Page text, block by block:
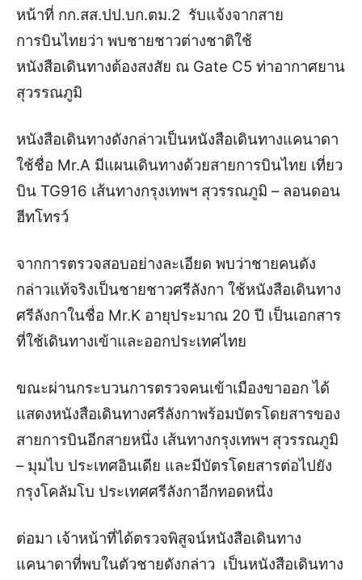
หน้าที่ กก.สส.ปป.บก.ตม.2 รับแจ้งจากสาย
การบินไทยว่า พบชายชาวต่างชาติใช้
หนังสือเดินทางต้องสงสัย ณ Gate C5 ท่าอากาศยาน
สุวรรณภูมิ
หนังสือเดินทางดังกล่าวเป็นหนังสือเดินทางแคนาดา
ใช้ชื่อ Mr.A มีแผนเดินทางด้วยสายการบินไทย เที่ยว
บิน TG916 เส้นทางกรุงเทพฯ สุวรรณภูมิ – ลอนดอน
ฮีทโทรว์
จากการตรวจสอบอย่างละเอียด พบว่าชายคนดัง
กล่าวแท้จริงเป็นชายชาวศรีลังกา ใช้หนังสือเดินทาง
ศรีลังกาในชื่อ Mr.K อายุประมาณ 20 ปี เป็นเอกสาร
ที่ใช้เดินทางเข้าและออกประเทศไทย
ขณะผ่านกระบวนการตรวจคนเข้าเมืองขาออก ได้
แสดงหนังสือเดินทางศรีลังกาพร้อมบัตรโดยสารของ
สายการบินอีกสายหนึ่ง เส้นทางกรุงเทพฯ สุวรรณภูมิ
– มุมไบ ประเทศอินเดีย และมีบัตรโดยสารต่อไปยัง
กรุงโคลัมโบ ประเทศศรีลังกาอีกทอดหนึ่ง
ต่อมา เจ้าหน้าที่ได้ตรวจพิสูจน์หนังสือเดินทาง
แคนาดาที่พบในตัวชายดังกล่าว เป็นหนังสือเดินทาง